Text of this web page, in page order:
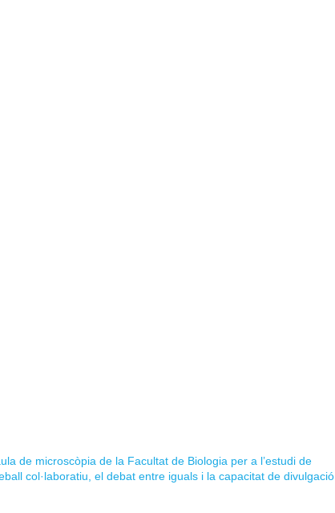
de microscòpia de la Facultat de Biologia per a l’estudi de
col·laboratiu, el debat entre iguals i la capacitat de divulgació